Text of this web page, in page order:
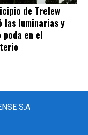
de Trelew
las luminarias y
en el
S.A